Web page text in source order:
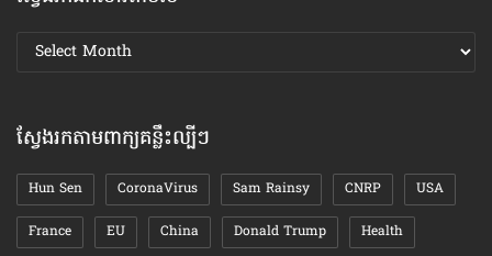
ស្វែងរក
ឯកសារ
ស្វែងរកតាមពាក្យគន្លឹះល្បីៗ
Hun Sen CoronaVirus Sam Rainsy CNRP USA
France EU China Donald Trump Health